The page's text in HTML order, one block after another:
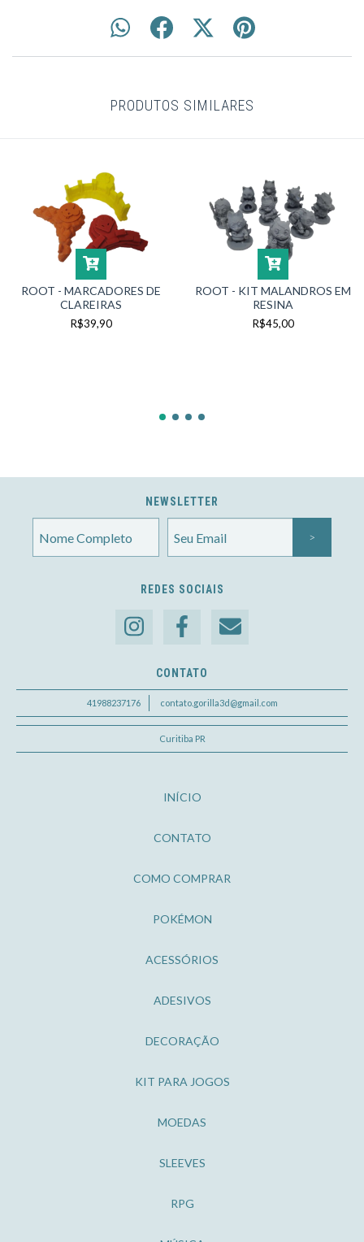
PRODUTOS SIMILARES
ROOT - MARCADORES DE
CLAREIRAS
R$39,90
ROOT - KIT MALANDROS EM
RESINA
R$45,00
NEWSLETTER
REDES SOCIAIS
CONTATO
41988237176 contato.gorilla3d@gmail.com
Curitiba PR
INÍCIO
CONTATO
COMO COMPRAR
POKÉMON
ACESSÓRIOS
ADESIVOS
DECORAÇÃO
KIT PARA JOGOS
MOEDAS
SLEEVES
RPG